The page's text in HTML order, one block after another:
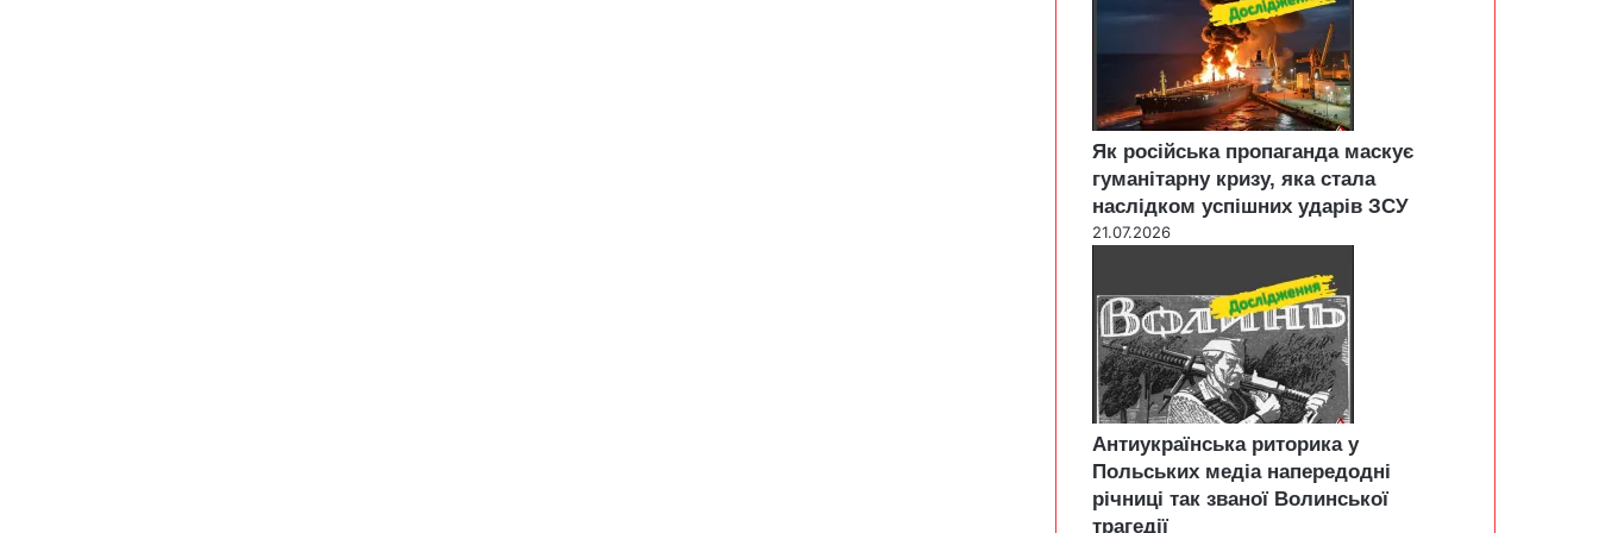
Як російська пропаганда маскує
гуманітарну кризу, яка стала
наслідком успішних ударів ЗСУ
21.07.2026
Антиукраїнська риторика у
Польських медіа напередодні
річниці так званої Волинської
трагедії